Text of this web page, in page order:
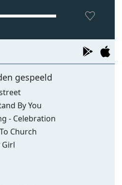
gespeeld
By You
- Celebration
Church